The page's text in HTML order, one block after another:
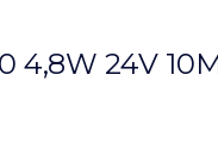
4,8W 24V